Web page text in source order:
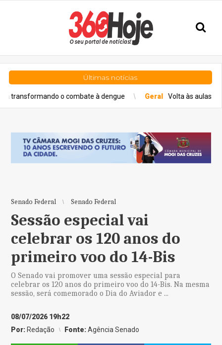
Últimas notícias
o combate à dengue Geral Volta às aulas: veja como
Senado Federal Senado Federal
Sessão especial vai
celebrar os 120 anos do
primeiro voo do 14-Bis
O Senado vai promover uma sessão especial para
celebrar os 120 anos do primeiro voo do 14-Bis. Na mesma
sessão, será comemorado o Dia do Aviador e ...
08/07/2026 19h22
Por: Redação Fonte:Agência Senado